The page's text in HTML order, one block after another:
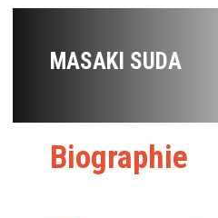
MASAKI SUDA
Biographie